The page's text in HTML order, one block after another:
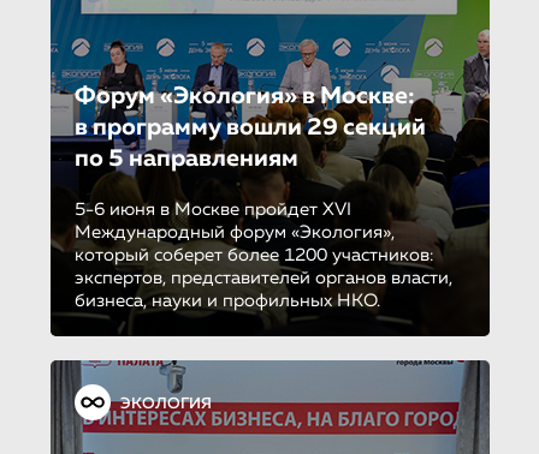
Форум «Экология» в Москве:
в программу вошли 29 секций
по 5 направле­ни­ям
5-6 июня в Москве пройдет XVI
Международный форум «Экология»,
который соберет более 1200 участников:
экспертов, представителей органов власти,
бизнеса, науки и профильных НКО.
ЭКОЛОГИЯ